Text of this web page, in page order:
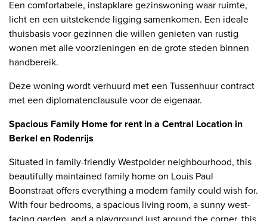
Een comfortabele, instapklare gezinswoning waar ruimte,
licht en een uitstekende ligging samenkomen. Een ideale
thuisbasis voor gezinnen die willen genieten van rustig
wonen met alle voorzieningen en de grote steden binnen
handbereik.
Deze woning wordt verhuurd met een Tussenhuur contract
met een diplomatenclausule voor de eigenaar.
Spacious Family Home for rent in a Central Location in
Berkel en Rodenrijs
Situated in family-friendly Westpolder neighbourhood, this
beautifully maintained family home on Louis Paul
Boonstraat offers everything a modern family could wish for.
With four bedrooms, a spacious living room, a sunny west-